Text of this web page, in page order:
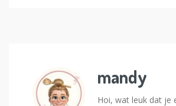
mandy
Hoi, wat leuk dat je